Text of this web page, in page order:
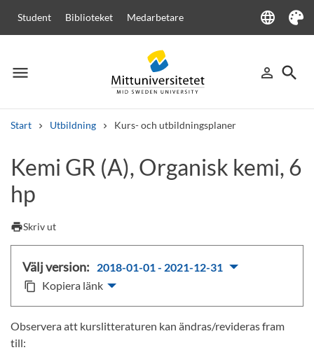
Student Biblioteket Medarbetare language
Language
Tema
menu
Meny person_outline
Logga in
search
Sök
Start Utbildning Kurs- och utbildningsplaner
Andra söktjänster
Kurser och program
Lediga jobb
Kemi GR (A), Organisk kemi, 6
hp
printSkriv ut
Välj version: 2018-01-01 - 2021-12-31
content_copy Kopiera länk
Observera att kurslitteraturen kan ändras/revideras fram
till: